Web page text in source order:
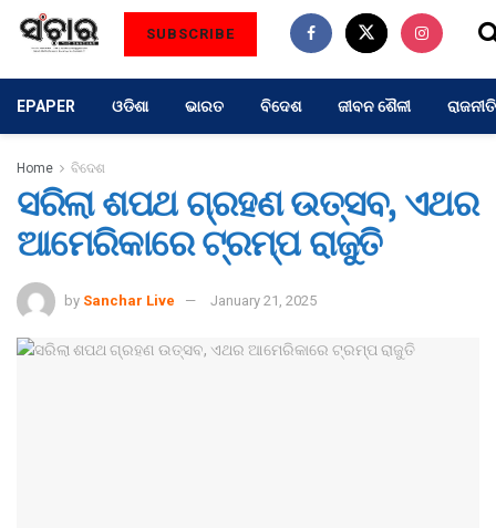
SUBSCRIBE
EPAPER ଓଡିଶା ଭାରତ ବିଦେଶ ଜୀବନ ଶୈଳୀ ରାଜନୀତି
Home ବିଦେଶ
ସରିଲା ଶପଥ ଗ୍ରହଣ ଉତ୍ସବ, ଏଥର
ଆମେରିକାରେ ଟ୍ରମ୍ପ ରାଜୁତି
by Sanchar Live January 21, 2025